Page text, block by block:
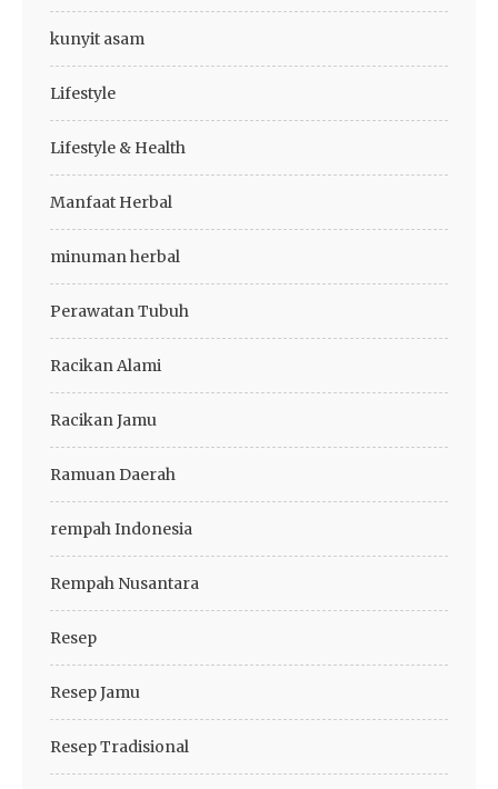
kunyit asam
Lifestyle
Lifestyle & Health
Manfaat Herbal
minuman herbal
Perawatan Tubuh
Racikan Alami
Racikan Jamu
Ramuan Daerah
rempah Indonesia
Rempah Nusantara
Resep
Resep Jamu
Resep Tradisional